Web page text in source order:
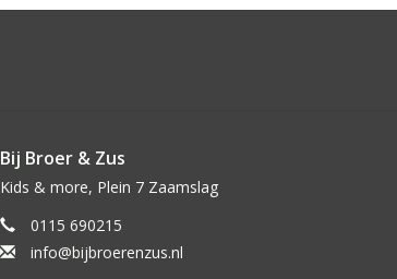
Bij Broer & Zus
Kids & more, Plein 7 Zaamslag
0115 690215
info@bijbroerenzus.nl